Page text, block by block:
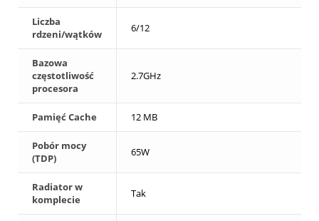
Liczba
rdzeni/wątków
6/12
Bazowa
częstotliwość
procesora
2.7GHz
Pamięć Cache 12 MB
Pobór mocy
(TDP)
65W
Radiator w
komplecie
Tak